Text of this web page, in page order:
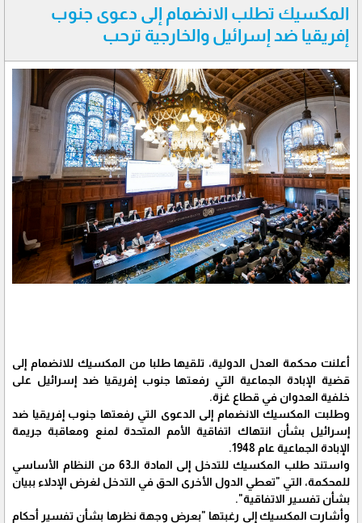
المكسيك تطلب الانضمام إلى دعوى جنوب
إفريقيا ضد إسرائيل والخارجية ترحب
أعلنت محكمة العدل الدولية، تلقيها طلبا من المكسيك للانضمام إلى
قضية الإبادة الجماعية التي رفعتها جنوب إفريقيا ضد إسرائيل على
خلفية العدوان في قطاع غزة.
وطلبت المكسيك الانضمام إلى الدعوى التي رفعتها جنوب إفريقيا ضد
إسرائيل بشأن انتهاك اتفاقية الأمم المتحدة لمنع ومعاقبة جريمة
الإبادة الجماعية عام 1948.
واستند طلب المكسيك للتدخل إلى المادة الـ63 من النظام الأساسي
للمحكمة، التي "تعطي الدول الأخرى الحق في التدخل لغرض الإدلاء ببيان
بشأن تفسير الاتفاقية".
وأشارت المكسيك إلى رغبتها "بعرض وجهة نظرها بشأن تفسير أحكام